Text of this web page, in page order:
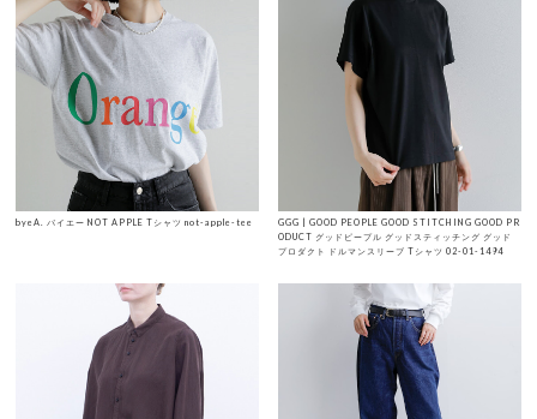
byeA. バイエー NOT APPLE Tシャツ not-apple-tee
GGG | GOOD PEOPLE GOOD STITCHING GOOD PR
ODUCT グッドピープル グッドスティッチング グッド
プロダクト ドルマンスリーブ Tシャツ 02-01-1494